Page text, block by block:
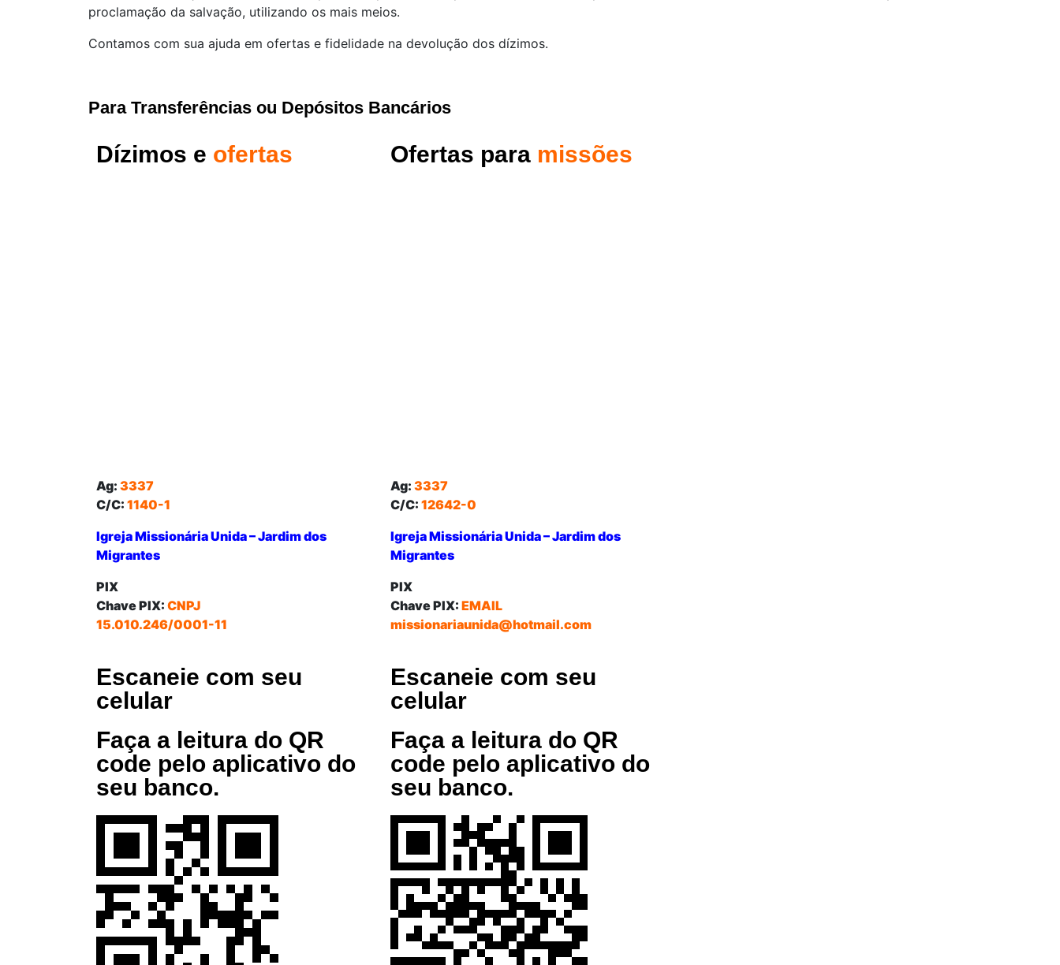
proclamação da salvação, utilizando os mais meios.
Contamos com sua ajuda em ofertas e fidelidade na devolução dos dízimos.
Para Transferências ou Depósitos Bancários
Dízimos e ofertas
Ag: 3337
C/C: 1140-1
Igreja Missionária Unida – Jardim dos
Migrantes
PIX
Chave PIX: CNPJ
15.010.246/0001-11
Escaneie com seu
celular
Faça a leitura do QR
code pelo aplicativo do
seu banco.
Ofertas para missões
Ag:3337
C/C:12642-0
Igreja Missionária Unida – Jardim dos
Migrantes
PIX
Chave PIX:EMAIL
missionariaunida@hotmail.com
Escaneie com seu
celular
Faça a leitura do QR
code pelo aplicativo do
seu banco.